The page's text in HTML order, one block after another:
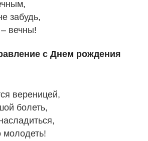
забудь,
вечны!
с Днем рождения
вереницей,
болеть,
молодеть!